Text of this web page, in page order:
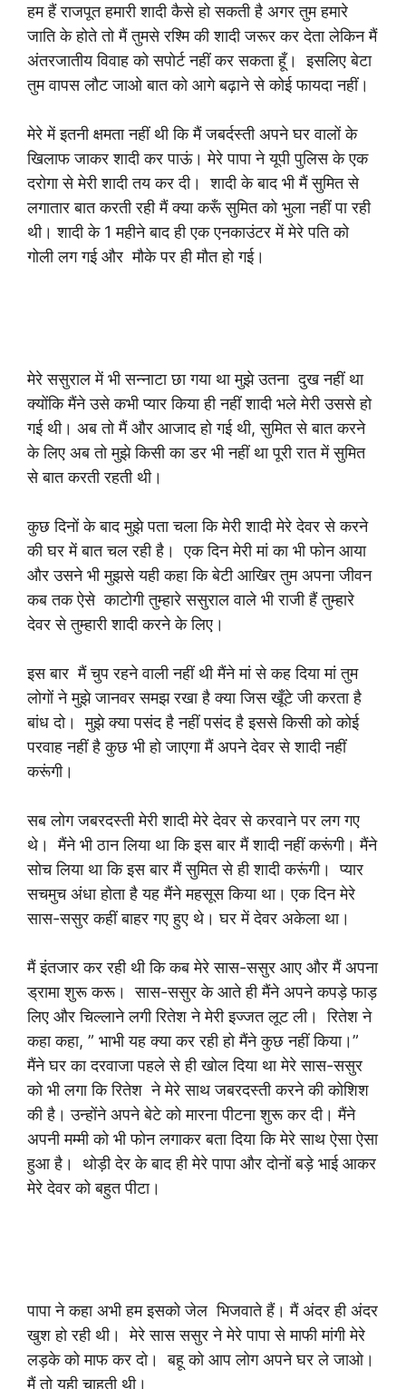
हम हैं राजपूत हमारी शादी कैसे हो सकती है अगर तुम हमारे
जाति के होते तो मैं तुमसे रश्मि की शादी जरूर कर देता लेकिन मैं
अंतरजातीय विवाह को सपोर्ट नहीं कर सकता हूँ। इसलिए बेटा
तुम वापस लौट जाओ बात को आगे बढ़ाने से कोई फायदा नहीं।
मेरे में इतनी क्षमता नहीं थी कि मैं जबर्दस्ती अपने घर वालों के
खिलाफ जाकर शादी कर पाऊं। मेरे पापा ने यूपी पुलिस के एक
दरोगा से मेरी शादी तय कर दी। शादी के बाद भी मैं सुमित से
लगातार बात करती रही मैं क्या करूँ सुमित को भुला नहीं पा रही
थी। शादी के 1 महीने बाद ही एक एनकाउंटर में मेरे पति को
गोली लग गई और मौके पर ही मौत हो गई।
मेरे ससुराल में भी सन्नाटा छा गया था मुझे उतना दुख नहीं था
क्योंकि मैंने उसे कभी प्यार किया ही नहीं शादी भले मेरी उससे हो
गई थी। अब तो मैं और आजाद हो गई थी, सुमित से बात करने
के लिए अब तो मुझे किसी का डर भी नहीं था पूरी रात में सुमित
से बात करती रहती थी।
कुछ दिनों के बाद मुझे पता चला कि मेरी शादी मेरे देवर से करने
की घर में बात चल रही है। एक दिन मेरी मां का भी फोन आया
और उसने भी मुझसे यही कहा कि बेटी आखिर तुम अपना जीवन
कब तक ऐसे काटोगी तुम्हारे ससुराल वाले भी राजी हैं तुम्हारे
देवर से तुम्हारी शादी करने के लिए।
इस बार मैं चुप रहने वाली नहीं थी मैंने मां से कह दिया मां तुम
लोगों ने मुझे जानवर समझ रखा है क्या जिस खूँटे जी करता है
बांध दो। मुझे क्या पसंद है नहीं पसंद है इससे किसी को कोई
परवाह नहीं है कुछ भी हो जाएगा मैं अपने देवर से शादी नहीं
करूंगी।
सब लोग जबरदस्ती मेरी शादी मेरे देवर से करवाने पर लग गए
थे। मैंने भी ठान लिया था कि इस बार मैं शादी नहीं करूंगी। मैंने
सोच लिया था कि इस बार मैं सुमित से ही शादी करूंगी। प्यार
सचमुच अंधा होता है यह मैंने महसूस किया था। एक दिन मेरे
सास-ससुर कहीं बाहर गए हुए थे। घर में देवर अकेला था।
मैं इंतजार कर रही थी कि कब मेरे सास-ससुर आए और मैं अपना
ड्रामा शुरू करू। सास-ससुर के आते ही मैंने अपने कपड़े फाड़
लिए और चिल्लाने लगी रितेश ने मेरी इज्जत लूट ली। रितेश ने
कहा कहा, ” भाभी यह क्या कर रही हो मैंने कुछ नहीं किया।”
मैंने घर का दरवाजा पहले से ही खोल दिया था मेरे सास-ससुर
को भी लगा कि रितेश ने मेरे साथ जबरदस्ती करने की कोशिश
की है। उन्होंने अपने बेटे को मारना पीटना शुरू कर दी। मैंने
अपनी मम्मी को भी फोन लगाकर बता दिया कि मेरे साथ ऐसा ऐसा
हुआ है। थोड़ी देर के बाद ही मेरे पापा और दोनों बड़े भाई आकर
मेरे देवर को बहुत पीटा।
पापा ने कहा अभी हम इसको जेल भिजवाते हैं। मैं अंदर ही अंदर
खुश हो रही थी। मेरे सास ससुर ने मेरे पापा से माफी मांगी मेरे
लड़के को माफ कर दो। बहू को आप लोग अपने घर ले जाओ।
मैं तो यही चाहती थी।